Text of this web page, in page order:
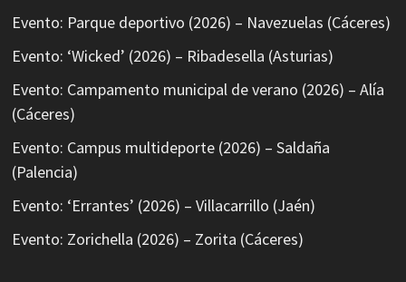
Evento: Parque deportivo (2026) – Navezuelas (Cáceres)
Evento: ‘Wicked’ (2026) – Ribadesella (Asturias)
Evento: Campamento municipal de verano (2026) – Alía
(Cáceres)
Evento: Campus multideporte (2026) – Saldaña
(Palencia)
Evento: ‘Errantes’ (2026) – Villacarrillo (Jaén)
Evento: Zorichella (2026) – Zorita (Cáceres)